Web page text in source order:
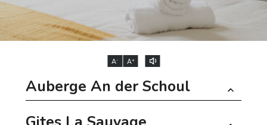
A- A+
Auberge An der Schoul